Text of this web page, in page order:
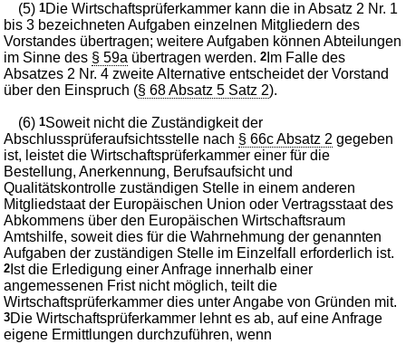
(5)1Die Wirtschaftsprüferkammer kann die in Absatz 2 Nr. 1
bis 3 bezeichneten Aufgaben einzelnen Mitgliedern des
Vorstandes übertragen; weitere Aufgaben können Abteilungen
im Sinne des § 59a übertragen werden.2 Im Falle des
Absatzes 2 Nr. 4 zweite Alternative entscheidet der Vorstand
über den Einspruch (§ 68 Absatz 5 Satz 2).
(6)1Soweit nicht die Zuständigkeit der
Abschlussprüferaufsichtsstelle nach § 66c Absatz 2 gegeben
ist, leistet die Wirtschaftsprüferkammer einer für die
Bestellung, Anerkennung, Berufsaufsicht und
Qualitätskontrolle zuständigen Stelle in einem anderen
Mitgliedstaat der Europäischen Union oder Vertragsstaat des
Abkommens über den Europäischen Wirtschaftsraum
Amtshilfe, soweit dies für die Wahrnehmung der genannten
Aufgaben der zuständigen Stelle im Einzelfall erforderlich ist.
2 Ist die Erledigung einer Anfrage innerhalb einer
angemessenen Frist nicht möglich, teilt die
Wirtschaftsprüferkammer dies unter Angabe von Gründen mit.
3Die Wirtschaftsprüferkammer lehnt es ab, auf eine Anfrage
eigene Ermittlungen durchzuführen, wenn